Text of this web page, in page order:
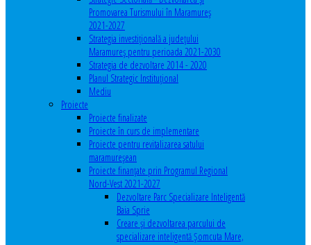
Promovarea Turismului în Maramureș
2021-2027
Strategia investiţională a județului
Maramureș pentru perioada 2021-2030
Strategia de dezvoltare 2014 - 2020
Planul Strategic Instituţional
Mediu
Proiecte
Proiecte finalizate
Proiecte în curs de implementare
Proiecte pentru revitalizarea satului
maramureşean
Proiecte finanțate prin Programul Regional
Nord-Vest 2021-2027
Dezvoltare Parc Specializare Inteligentă
Baia Sprie
Creare și dezvoltarea parcului de
specializare inteligentă Șomcuta Mare,